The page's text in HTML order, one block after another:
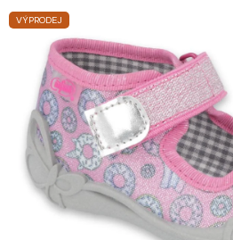
produktu
je
hvězdiček.
VÝPRODEJ